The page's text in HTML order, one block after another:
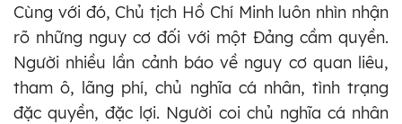
Cùng với đó, Chủ tịch Hồ Chí Minh luôn nhìn nhận
rõ những nguy cơ đối với một Đảng cầm quyền.
Người nhiều lần cảnh báo về nguy cơ quan liêu,
tham ô, lãng phí, chủ nghĩa cá nhân, tình trạng
đặc quyền, đặc lợi. Người coi chủ nghĩa cá nhân